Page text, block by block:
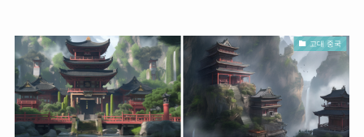
고대 중국